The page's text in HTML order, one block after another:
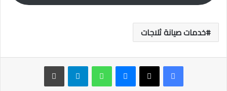
خدمات صيانة ثلاجات
ماسنجر واتساب تيلقرام طباعة